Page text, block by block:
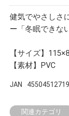
健気でやさしさ
ー「冬眠できな
【サイズ】
【素材】PVC
JAN
関連カテゴリ